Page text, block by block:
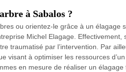
à Sabalos ?
ou orientez-le grâce à un élagage
Michel Elagage. Effectivement,
traumatisé par l’intervention. Par
visant à optimiser les ressources
en mesure de réaliser un